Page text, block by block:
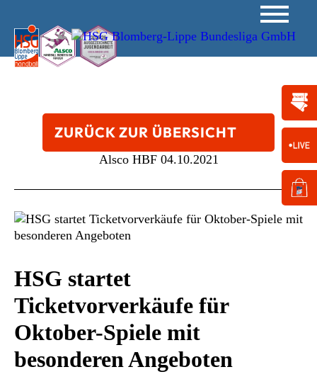
ZURÜCK ZUR ÜBERSICHT
Alsco HBF 04.10.2021
HSG startet
Ticketvorverkäufe für
Oktober-Spiele mit
besonderen Angeboten